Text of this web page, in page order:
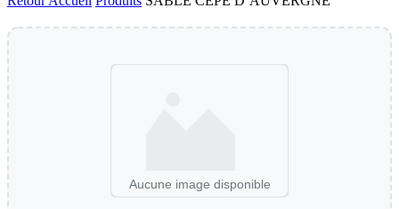
Aucune image disponible